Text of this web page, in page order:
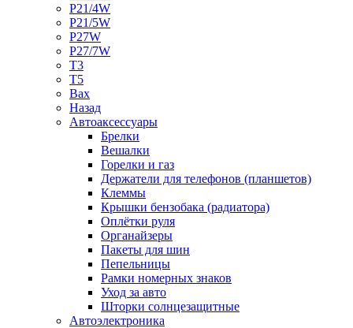
P21/4W
P21/5W
P27W
P27/7W
T3
T5
Bax
Назад
Автоаксессуары
Брелки
Вешалки
Горелки и газ
Держатели для телефонов (планшетов)
Клеммы
Крышки бензобака (радиатора)
Оплётки руля
Органайзеры
Пакеты для шин
Пепельницы
Рамки номерных знаков
Уход за авто
Шторки солнцезащитные
Автоэлектроника